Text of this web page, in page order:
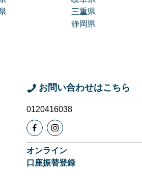
三重県
静岡県
お問い合わせはこちら
0120416038
オンライン
口座振替登録